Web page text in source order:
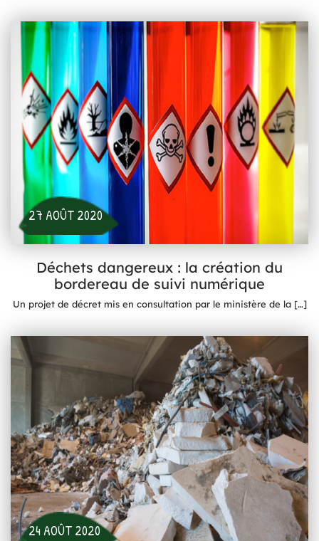
27 AOÛT 2020
Déchets dangereux : la création du
bordereau de suivi numérique
Un projet de décret mis en consultation par le ministère de la[…]
24 AOÛT 2020